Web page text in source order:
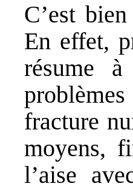
C’est
En effet,
résume
fracture
moyens,
l’aise